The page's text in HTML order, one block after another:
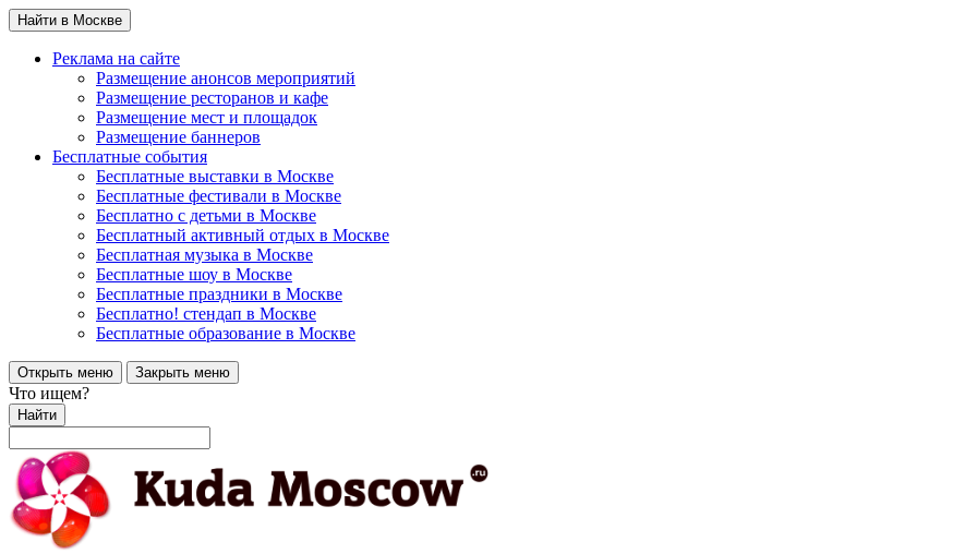
Найти в Москве
Реклама на сайте
Размещение анонсов мероприятий
Размещение ресторанов и кафе
Размещение мест и площадок
Размещение баннеров
Бесплатные события
Бесплатные выставки в Москве
Бесплатные фестивали в Москве
Бесплатно с детьми в Москве
Бесплатный активный отдых в Москве
Бесплатная музыка в Москве
Бесплатные шоу в Москве
Бесплатные праздники в Москве
Бесплатно! стендап в Москве
Бесплатные образование в Москве
Открыть меню Закрыть меню
Что ищем?
Найти